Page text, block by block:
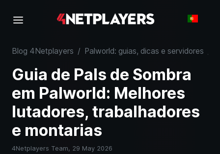
Blog 4Netplayers / Palworld: guias, dicas e servidores
Guia de Pals de Sombra
em Palworld: Melhores
lutadores, trabalhadores
e montarias
4Netplayers Team, 29 May 2026